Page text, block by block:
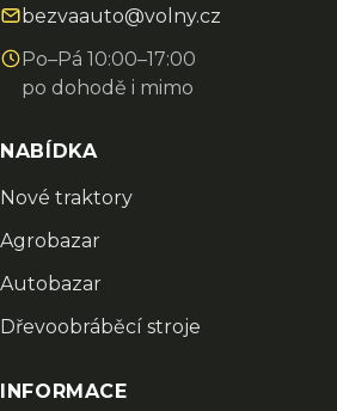
bezvaauto@volny.cz
Po–Pá 10:00–17:00
po dohodě i mimo
NABÍDKA
Nové traktory
Agrobazar
Autobazar
Dřevoobráběcí stroje
INFORMACE